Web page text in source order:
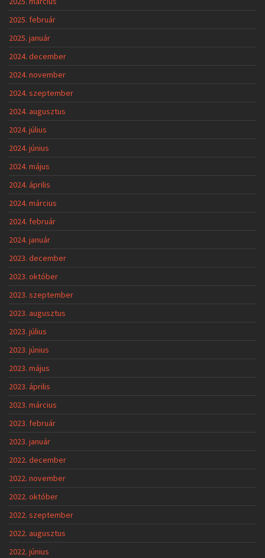
2025. február
2025. január
2024. december
2024. november
2024. szeptember
2024. augusztus
2024. július
2024. június
2024. május
2024. április
2024. március
2024. február
2024. január
2023. december
2023. október
2023. szeptember
2023. augusztus
2023. július
2023. június
2023. május
2023. április
2023. március
2023. február
2023. január
2022. december
2022. november
2022. október
2022. szeptember
2022. augusztus
2022. június